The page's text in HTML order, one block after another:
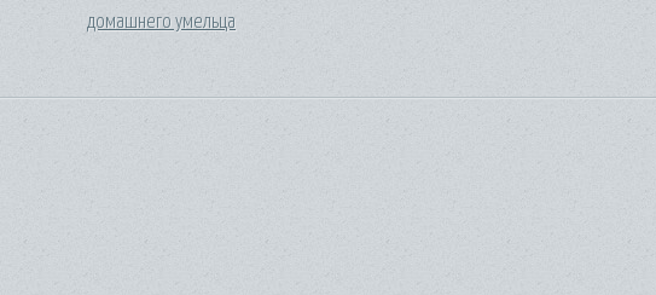
домашнего умельца